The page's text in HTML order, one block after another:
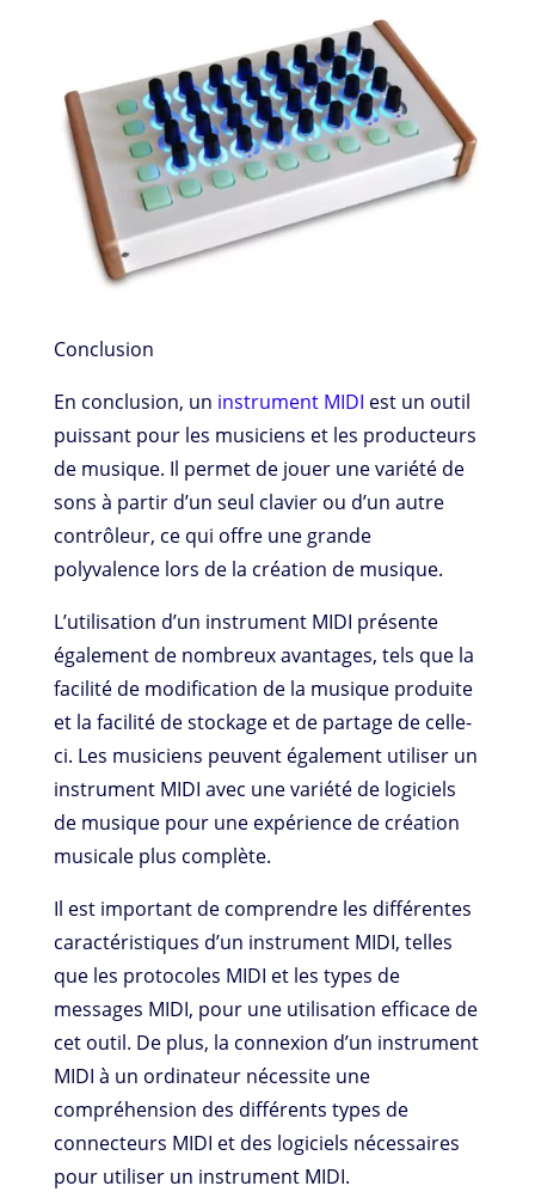
Conclusion
En conclusion, un instrument MIDI est un outil
puissant pour les musiciens et les producteurs
de musique. Il permet de jouer une variété de
sons à partir d’un seul clavier ou d’un autre
contrôleur, ce qui offre une grande
polyvalence lors de la création de musique.
L’utilisation d’un instrument MIDI présente
également de nombreux avantages, tels que la
facilité de modification de la musique produite
et la facilité de stockage et de partage de celle-
ci. Les musiciens peuvent également utiliser un
instrument MIDI avec une variété de logiciels
de musique pour une expérience de création
musicale plus complète.
Il est important de comprendre les différentes
caractéristiques d’un instrument MIDI, telles
que les protocoles MIDI et les types de
messages MIDI, pour une utilisation efficace de
cet outil. De plus, la connexion d’un instrument
MIDI à un ordinateur nécessite une
compréhension des différents types de
connecteurs MIDI et des logiciels nécessaires
pour utiliser un instrument MIDI.